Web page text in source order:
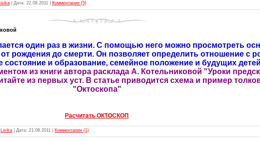
Дата: 22.08.2011 Комментарии (5)
один раз в жизни. С помощью него можно просмотреть
рождения до смерти. Он позволяет определить отношение с
состояние и образование, семейное положение и будущих
из книги автора расклада А. Котельниковой "Уроки
из первых уст. В статье приводится схема и пример
"Октоскопа"
Расчитать ОКТОСКОП
Lisika Дата: 21.08.2011 Комментарии (1)